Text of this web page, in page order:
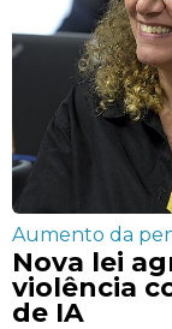
Aumento da
Nova lei
violência
de IA